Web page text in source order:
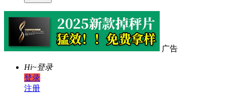
广告
Hi~登录
登录
注册